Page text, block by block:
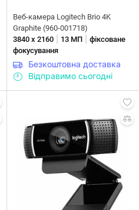
Веб-камера Logitech Brio 4K
Graphite (960-001718)
3840 х 2160
13 МП
фіксоване
фокусування
Безкоштовна доставка
Відправимо сьогодні